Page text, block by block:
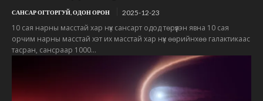
САНСАР ОГТОРГУЙ, ОДОН ОРОН 2025-12-23
10 сая нарны масстай хар нүх сансарт одод төрүүлэн явна 10 сая
орчим нарны масстай хэт их масстай хар нүх өөрийнхөө галактикаас
тасран, сансраар 1000...